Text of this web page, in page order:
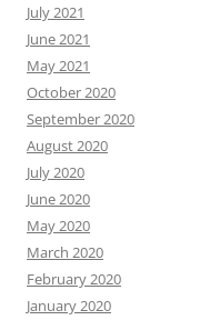
July 2021
June 2021
May 2021
October 2020
September 2020
August 2020
July 2020
June 2020
May 2020
March 2020
February 2020
January 2020